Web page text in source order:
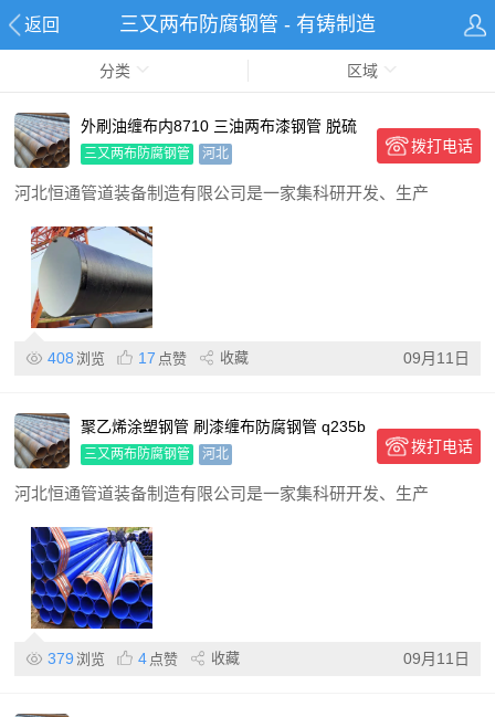
返回 三又两布防腐钢管 - 有铸制造
分类 区域
外刷油缠布内8710 三油两布漆钢管 脱硫
防腐用 使用寿命长
三又两布防腐钢管 河北 拨打电话
河北恒通管道装备制造有限公司是一家集科研开发、生产
408 浏览 17 点赞 收藏 09月11日
聚乙烯涂塑钢管 刷漆缠布防腐钢管 q235b
螺旋钢管
三又两布防腐钢管 河北 拨打电话
河北恒通管道装备制造有限公司是一家集科研开发、生产
379 浏览 4 点赞 收藏 09月11日